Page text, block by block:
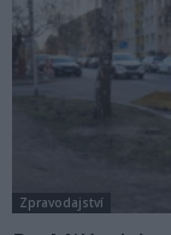
Zpravodajství